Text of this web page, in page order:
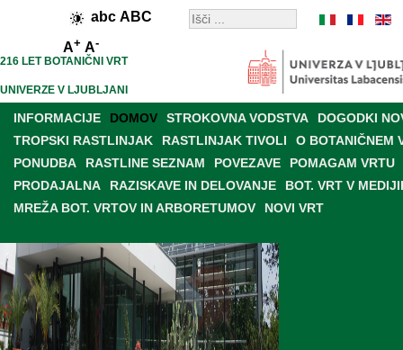
abc ABC
A+ A-
216 LET BOTANIČNI VRT
UNIVERZE V LJUBLJANI
INFORMACIJE DOMOV STROKOVNA VODSTVA
DOGODKI
TROPSKI RASTLINJAK
RASTLINJAK TIVOLI
O BOTANIČNEM
PONUDBA
RASTLINE SEZNAM POVEZAVE
POMAGAM VRTU
PRODAJALNA
RAZISKAVE IN DELOVANJE
BOT. VRT V
MREŽA BOT. VRTOV IN ARBORETUMOV
NOVI VRT